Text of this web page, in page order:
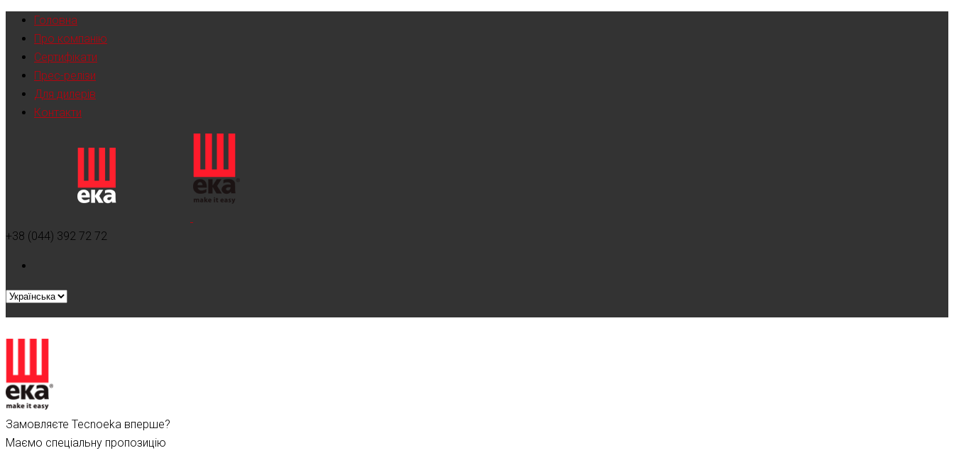
Головна
Про компанію
Сертифікати
Прес-релізи
Для дилерів
Контакти
+38 (044) 392 72 72
Замовляєте Tecnoeka вперше?
Маємо спеціальну пропозицію